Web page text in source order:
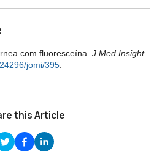
com fluoresceína. J Med Insight.
jomi/395
this Article